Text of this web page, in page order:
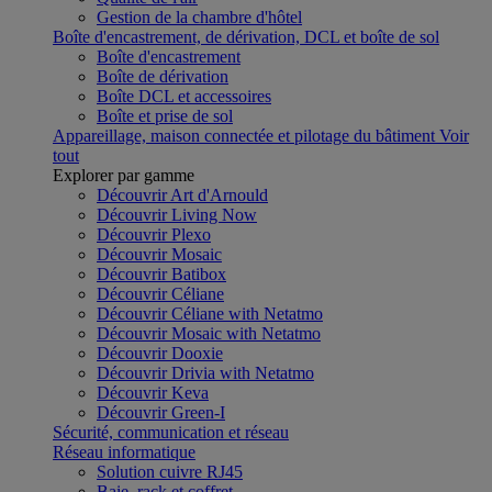
Gestion de la chambre d'hôtel
Boîte d'encastrement, de dérivation, DCL et boîte de sol
Boîte d'encastrement
Boîte de dérivation
Boîte DCL et accessoires
Boîte et prise de sol
Appareillage, maison connectée et pilotage du bâtiment Voir
tout
Explorer par gamme
Découvrir Art d'Arnould
Découvrir Living Now
Découvrir Plexo
Découvrir Mosaic
Découvrir Batibox
Découvrir Céliane
Découvrir Céliane with Netatmo
Découvrir Mosaic with Netatmo
Découvrir Dooxie
Découvrir Drivia with Netatmo
Découvrir Keva
Découvrir Green-I
Sécurité, communication et réseau
Réseau informatique
Solution cuivre RJ45